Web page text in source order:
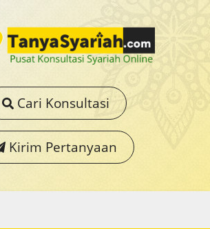
Cari Konsultasi
Kirim Pertanyaan